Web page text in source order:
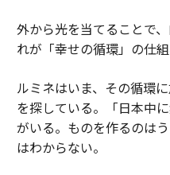
外から光を当てることで
れが「幸せの循環」の仕組
ルミネはいま、その循環
を探している。「日本中
がいる。ものを作るのは
はわからない。